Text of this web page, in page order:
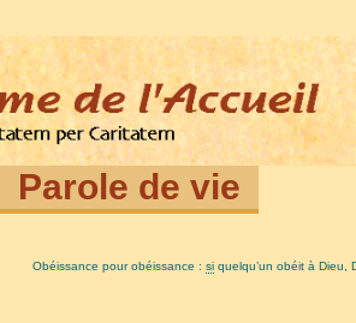
Parole de vie
Obéissance pour obéissance : siquelqu’un obéit à Dieu,